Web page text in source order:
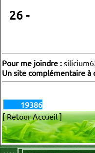
26 -
Pour me joindre :
Un site complémentaire à
19386
[ Retour Accueil ]